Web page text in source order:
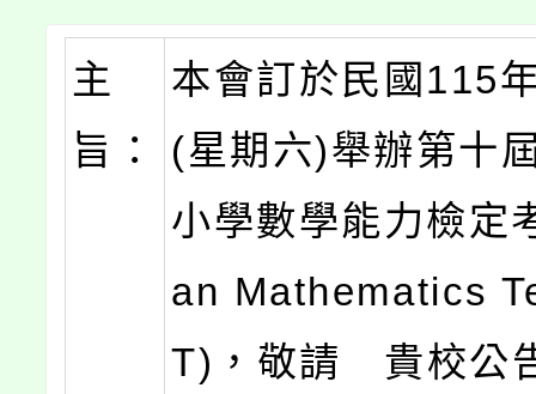
主
旨：
本會訂於民國115
(星期六)舉辦第十
小學數學能力檢定
an Mathematics
T)，敬請 貴校公